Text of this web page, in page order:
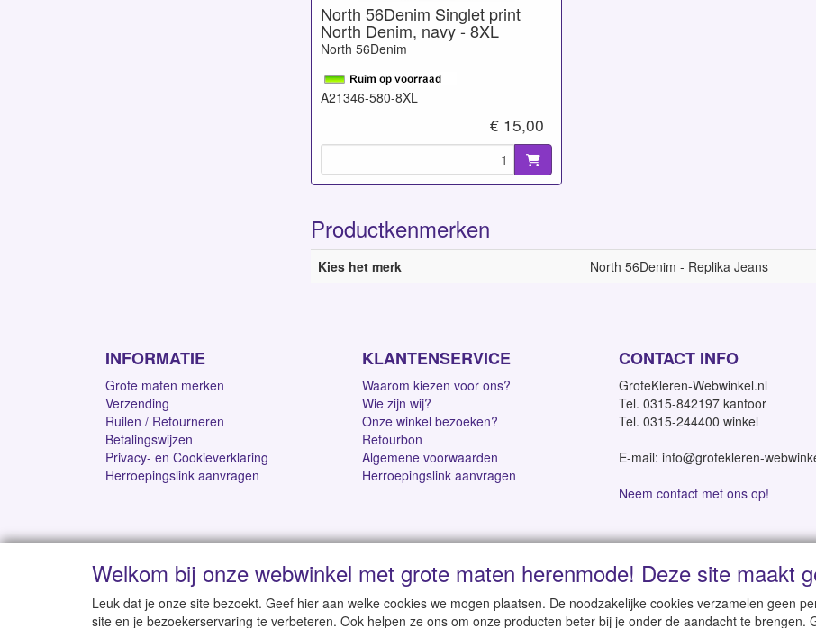
North 56Denim Singlet print
North Denim, navy - 8XL
North 56Denim
A21346-580-8XL
€ 15,00
Productkenmerken
Kies het merk North 56Denim - Replika Jeans
INFORMATIE
Grote maten merken
Verzending
Ruilen / Retourneren
Betalingswijzen
Privacy- en Cookieverklaring
Herroepingslink aanvragen
KLANTENSERVICE
Waarom kiezen voor ons?
Wie zijn wij?
Onze winkel bezoeken?
Retourbon
Algemene voorwaarden
Herroepingslink aanvragen
CONTACT INFO
GroteKleren-Webwinkel.nl
Tel. 0315-842197 kantoor
Tel. 0315-244400 winkel
E-mail: info@grotekleren-
Neem contact met ons op!
Levertijd 1-2 werkdagen | Vanaf € 95 gratis verzending binnen NL | Direct leverbaar
Welkom bij onze webwinkel met grote maten herenmode! Deze site maakt
Leuk dat je onze site bezoekt. Geef hier aan welke cookies we mogen plaatsen. De noodzakelijke cookies verzamelen geen
site en je bezoekerservaring te verbeteren. Ook helpen ze ons om onze producten beter bij je onder de aandacht te brengen.